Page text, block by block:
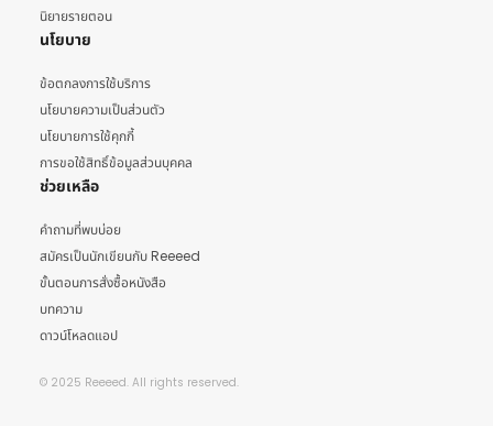
นิยายรายตอน
นโยบาย
ข้อตกลงการใช้บริการ
นโยบายความเป็นส่วนตัว
นโยบายการใช้คุกกี้
การขอใช้สิทธิ์ข้อมูลส่วนบุคคล
ช่วยเหลือ
คำถามที่พบบ่อย
สมัครเป็นนักเขียนกับ Reeeed
ขั้นตอนการสั่งซื้อหนังสือ
บทความ
ดาวน์โหลดแอป
© 2025 Reeeed. All rights reserved.